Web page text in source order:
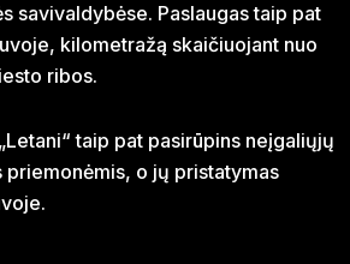
savivaldybėse. Paslaugas taip pat
kilometražą skaičiuojant nuo
ribos.
taip pat pasirūpins neįgaliųjų
o jų pristatymas